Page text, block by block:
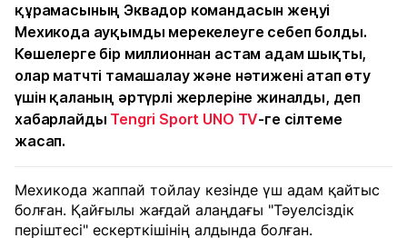
құрамасының Эквадор командасын жеңуі
Мехикода ауқымды мерекелеуге себеп болды.
Көшелерге бір миллионнан астам адам шықты,
олар матчті тамашалау және нәтижені атап өту
үшін қаланың әртүрлі жерлеріне жиналды, деп
хабарлайды Tengri Sport UNO TV-ге сілтеме
жасап.
Мехикода жаппай тойлау кезінде үш адам қайтыс
болған. Қайғылы жағдай алаңдағы "Тәуелсіздік
періштесі" ескерткішінің алдында болған.